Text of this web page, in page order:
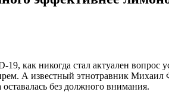
19, как никогда стал актуален
А известный этнотравник
без должного внимания.